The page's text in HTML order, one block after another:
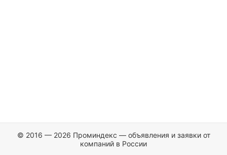
© 2016 — 2026 Проминдекс — объявления и заявки от
компаний в России